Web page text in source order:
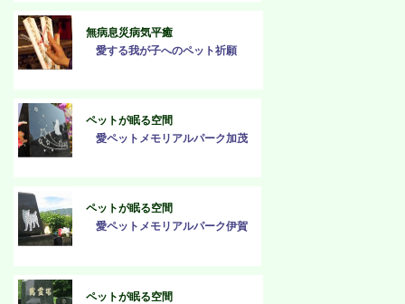
無病息災病気平癒
愛する我が子へのペット祈願
ペットが眠る空間
愛ペットメモリアルパーク加茂
ペットが眠る空間
愛ペットメモリアルパーク伊賀
ペットが眠る空間